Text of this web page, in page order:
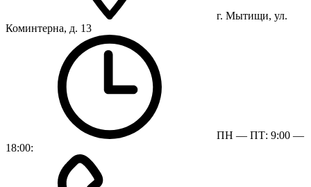
г. Мытищи, ул.
Коминтерна, д. 13
ПН — ПТ: 9:00 —
18:00: